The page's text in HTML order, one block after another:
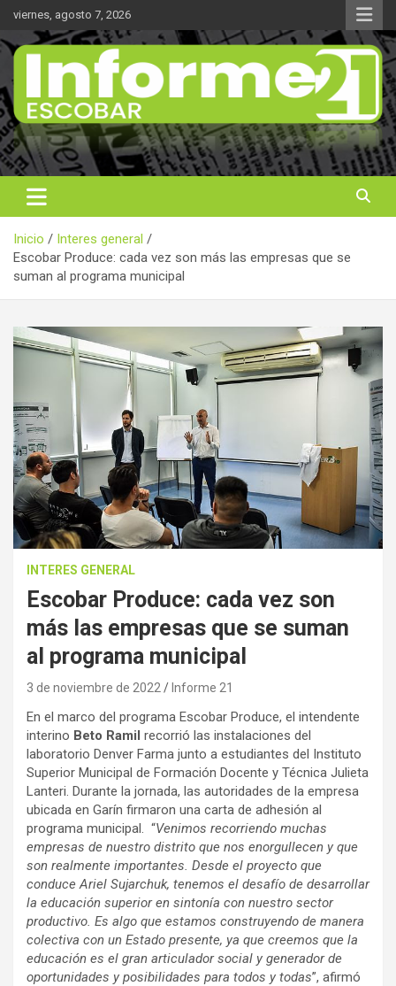
Saltar
contenido
viernes, agosto 7, 2026
Informe 21
Noticas reales
Inicio
Interes general
Escobar Produce: cada vez son más las empresas que se
suman al programa municipal
INTERES GENERAL
Escobar Produce: cada vez son
más las empresas que se suman
al programa municipal
3 de noviembre de 2022 Informe 21
En el marco del programa Escobar Produce, el intendente
interino Beto Ramil recorrió las instalaciones del
laboratorio Denver Farma junto a estudiantes del Instituto
Superior Municipal de Formación Docente y Técnica Julieta
Lanteri. Durante la jornada, las autoridades de la empresa
ubicada en Garín firmaron una carta de adhesión al
programa municipal. “Venimos recorriendo muchas
empresas de nuestro distrito que nos enorgullecen y que
son realmente importantes. Desde el proyecto que
conduce Ariel Sujarchuk, tenemos el desafío de desarrollar
la educación superior en sintonía con nuestro sector
productivo. Es algo que estamos construyendo de manera
colectiva con un Estado presente, ya que creemos que la
educación es el gran articulador social y generador de
oportunidades y posibilidades para todos y todas”, afirmó